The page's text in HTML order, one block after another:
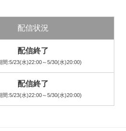
配信状況
配信終了
間:5/23(水)22:00～5/30(水)20:00)
配信終了
間:5/23(水)22:00～5/30(水)20:00)